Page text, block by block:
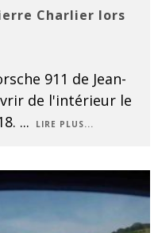
Charlier lors
911 de Jean-
de l'intérieur le
... LIRE PLUS...